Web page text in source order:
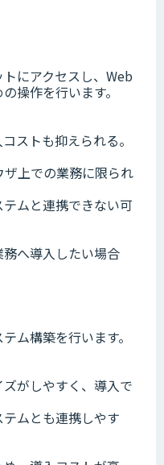
にアクセスし、Web
操作を行います。
ストも抑えられる。
ザ上での業務に限られ
ムと連携できない可
務へ導入したい場合
ム構築を行います。
がしやすく、導入で
ムとも連携しやす